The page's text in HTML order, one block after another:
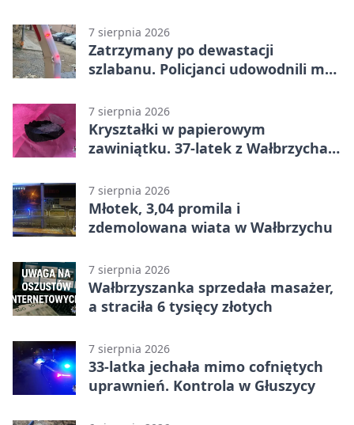
7 sierpnia 2026
Zatrzymany po dewastacji
szlabanu. Policjanci udowodnili mu
7 sierpnia 2026
Kryształki w papierowym
zawiniątku. 37-latek z Wałbrzycha
7 sierpnia 2026
Młotek, 3,04 promila i
zdemolowana wiata w Wałbrzychu
7 sierpnia 2026
Wałbrzyszanka sprzedała masażer,
a straciła 6 tysięcy złotych
7 sierpnia 2026
33-latka jechała mimo cofniętych
uprawnień. Kontrola w Głuszycy